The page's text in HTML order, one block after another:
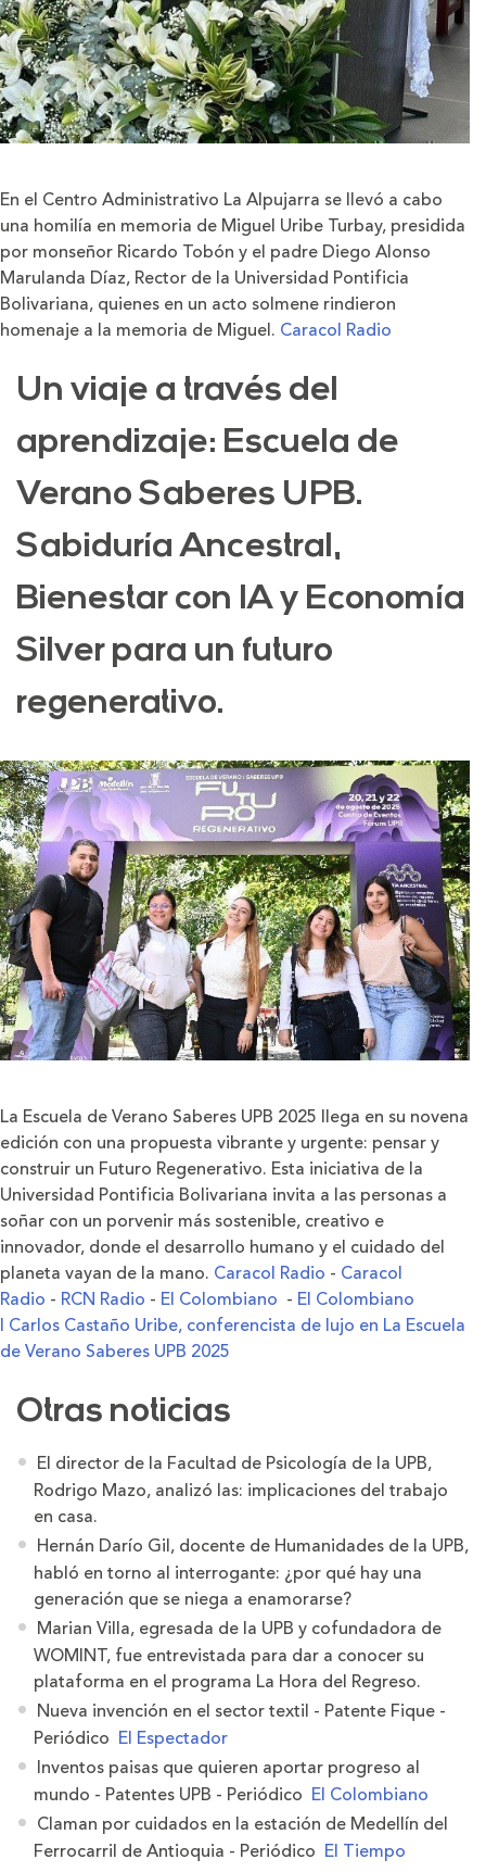
En el Centro Administrativo La Alpujarra se llevó a cabo
una homilía en memoria de Miguel Uribe Turbay, presidida
por monseñor Ricardo Tobón y el padre Diego Alonso
Marulanda Díaz, Rector de la Universidad Pontificia
Bolivariana, quienes en un acto solmene rindieron
homenaje a la memoria de Miguel. Caracol Radio
Un viaje a través del
aprendizaje: Escuela de
Verano Saberes UPB.
Sabiduría Ancestral,
Bienestar con IA y Economía
Silver para un futuro
regenerativo.
La Escuela de Verano Saberes UPB 2025 llega en su novena
edición con una propuesta vibrante y urgente: pensar y
construir un Futuro Regenerativo. Esta iniciativa de la
Universidad Pontificia Bolivariana invita a las personas a
soñar con un porvenir más sostenible, creativo e
innovador, donde el desarrollo humano y el cuidado del
planeta vayan de la mano. Caracol Radio - Caracol
Radio - RCN Radio - El Colombiano - El Colombiano
I Carlos Castaño Uribe, conferencista de lujo en La Escuela
de Verano Saberes UPB 2025
Otras noticias
El director de la Facultad de Psicología de la UPB,
Rodrigo Mazo, analizó las: implicaciones del trabajo
en casa.
Hernán Darío Gil, docente de Humanidades de la UPB,
habló en torno al interrogante: ¿por qué hay una
generación que se niega a enamorarse?
Marian Villa, egresada de la UPB y cofundadora de
WOMINT, fue entrevistada para dar a conocer su
plataforma en el programa La Hora del Regreso.
Nueva invención en el sector textil - Patente Fique -
Periódico El Espectador
Inventos paisas que quieren aportar progreso al
mundo - Patentes UPB - Periódico El Colombiano
Claman por cuidados en la estación de Medellín del
Ferrocarril de Antioquia - Periódico El Tiempo